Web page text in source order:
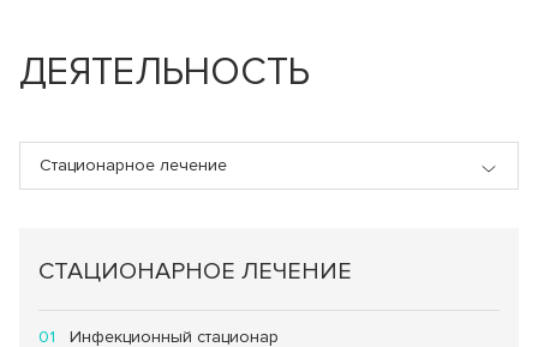
ДЕЯТЕЛЬНОСТЬ
Стационарное лечение
СТАЦИОНАРНОЕ ЛЕЧЕНИЕ
Инфекционный стационар